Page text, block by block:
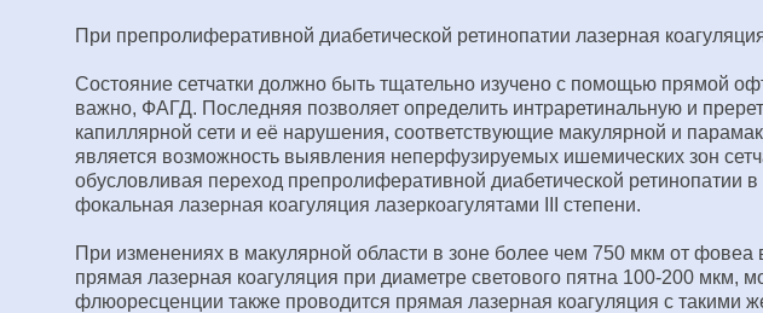
При препролиферативной диабетической ретинопатии лазерная
Состояние сетчатки должно быть тщательно изучено с помощью прямой
важно, ФАГД. Последняя позволяет определить интраретинальную и
капиллярной сети и её нарушения, соответствующие макулярной и
является возможность выявления неперфузируемых ишемических зон
обусловливая переход препролиферативной диабетической
фокальная лазерная коагуляция лазеркоагулятами III степени.
При изменениях в макулярной области в зоне более чем 750 мкм от
прямая лазерная коагуляция при диаметре светового пятна 100-200 мкм,
флюоресценции также проводится прямая лазерная коагуляция с такими